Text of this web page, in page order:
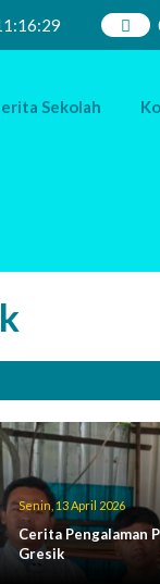
:16:30
Sekolah
Senin, 13 April 2026
Cerita Pengalaman
Gresik